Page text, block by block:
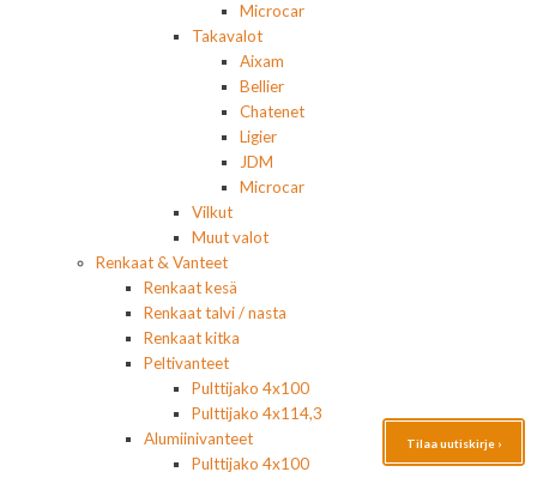
Microcar
Takavalot
Aixam
Bellier
Chatenet
Ligier
JDM
Microcar
Vilkut
Muut valot
Renkaat & Vanteet
Renkaat kesä
Renkaat talvi / nasta
Renkaat kitka
Peltivanteet
Pulttijako 4x100
Pulttijako 4x114,3
Alumiinivanteet
Pulttijako 4x100
Tilaa uutiskirje ›